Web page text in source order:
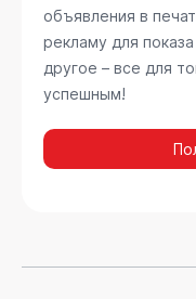
объявления в
рекламу для
другое – все для
успешным!